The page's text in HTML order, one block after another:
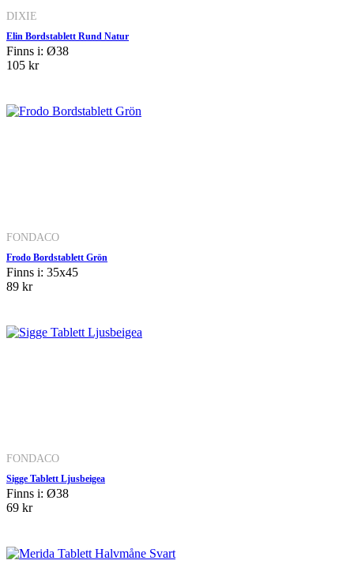
DIXIE
Elin Bordstablett Rund Natur
Finns i: Ø38
105 kr
FONDACO
Frodo Bordstablett Grön
Finns i: 35x45
89 kr
FONDACO
Sigge Tablett Ljusbeigea
Finns i: Ø38
69 kr